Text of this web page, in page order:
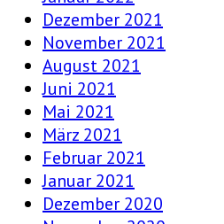
Dezember 2021
November 2021
August 2021
Juni 2021
Mai 2021
März 2021
Februar 2021
Januar 2021
Dezember 2020